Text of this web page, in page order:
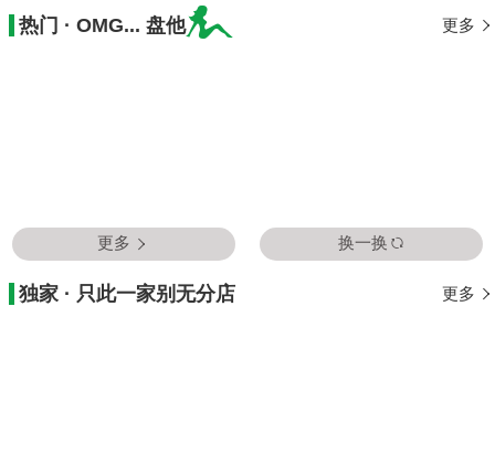
热门 · OMG... 盘他 更多
更多 换一换
独家 · 只此一家别无分店 更多